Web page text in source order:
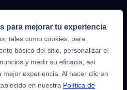
9,6/10
1.339.284
para mejorar tu experiencia
tales como cookies, para
básico del sitio, personalizar el
y medir su eficacia, así
experiencia. Al hacer clic en
en nuestra Política de